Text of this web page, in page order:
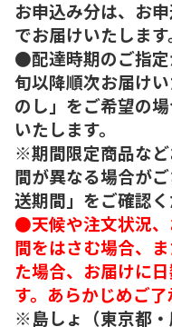
お申込み分は、お
でお届けいたします
●配達時期のご指
旬以降順次お届け
のし」をご希望の
いたします。
※期間限定商品な
間が異なる場合が
送期間」をご確認く
●天候や注文状況
間をはさむ場合、
た場合、お届けに
す。あらかじめご了
※島しょ（東京都